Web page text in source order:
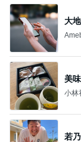
大
美
小林
若